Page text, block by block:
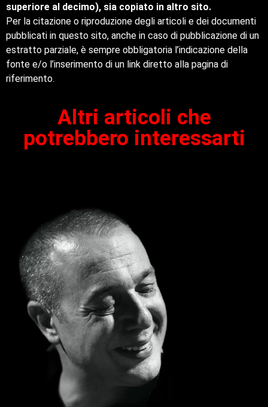
superiore al decimo), sia copiato in altro sito.
Per la citazione o riproduzione degli articoli e dei documenti
pubblicati in questo sito, anche in caso di pubblicazione di un
estratto parziale, è sempre obbligatoria l’indicazione della
fonte e/o l’inserimento di un link diretto alla pagina di
riferimento.
Altri articoli che
potrebbero interessarti